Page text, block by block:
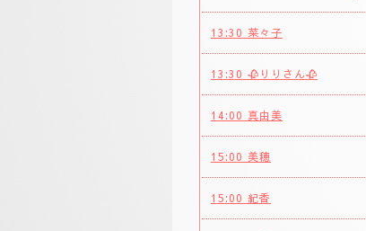
13:30 菜々子
13:30 🥀りりさん🥀
14:00 真由美
15:00 美穂
15:00 紀香